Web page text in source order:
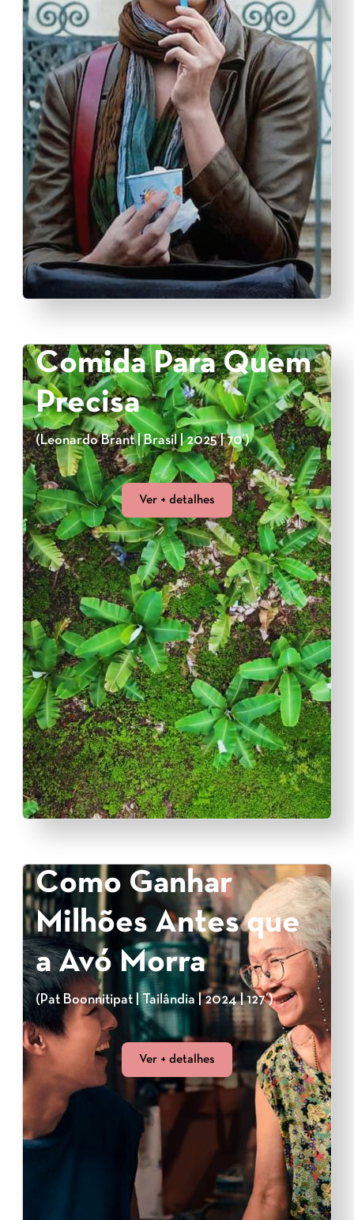
Comida Para Quem
Precisa
(Leonardo Brant | Brasil | 2025 | 70’)
Ver + detalhes
Como Ganhar
Milhões Antes que
a Avó Morra
(Pat Boonnitipat | Tailândia | 2024 | 127’)
Ver + detalhes